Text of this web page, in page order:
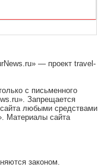
— проект travel-
с письменного
Запрещается
любыми средствами
Материалы сайта
законом.